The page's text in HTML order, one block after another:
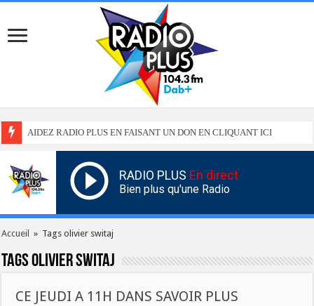
AIDEZ RADIO PLUS EN FAISANT UN DON EN CLIQUANT ICI
RADIO PLUS En direct
Bien plus qu'une Radio
Accueil » Tags olivier switaj
Tagsolivier switaj
CE JEUDI A 11H DANS SAVOIR PLUS